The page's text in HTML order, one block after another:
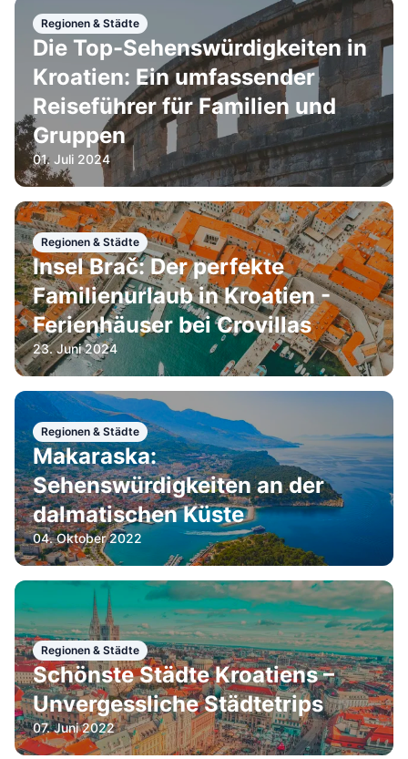
Regionen & Städte
Die Top-Sehenswürdigkeiten in
Kroatien: Ein umfassender
Reiseführer für Familien und
Gruppen
01. Juli 2024
Regionen & Städte
Insel Brač: Der perfekte
Familienurlaub in Kroatien -
Ferienhäuser bei Crovillas
23. Juni 2024
Regionen & Städte
Makaraska:
Sehenswürdigkeiten an der
dalmatischen Küste
04. Oktober 2022
Regionen & Städte
Schönste Städte Kroatiens –
Unvergessliche Städtetrips
07. Juni 2022